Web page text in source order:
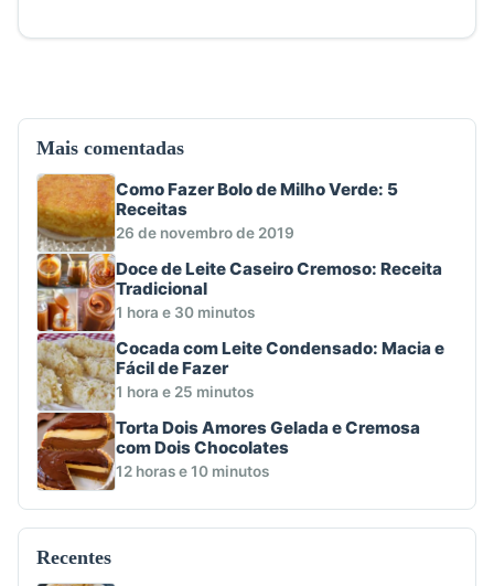
Mais comentadas
Como Fazer Bolo de Milho Verde: 5
Receitas
26 de novembro de 2019
Doce de Leite Caseiro Cremoso: Receita
Tradicional
1 hora e 30 minutos
Cocada com Leite Condensado: Macia e
Fácil de Fazer
1 hora e 25 minutos
Torta Dois Amores Gelada e Cremosa
com Dois Chocolates
12 horas e 10 minutos
Recentes